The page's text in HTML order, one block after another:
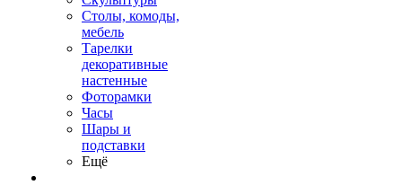
Столы, комоды,
мебель
Тарелки
декоративные
настенные
Фоторамки
Часы
Шары и
подставки
Ещё